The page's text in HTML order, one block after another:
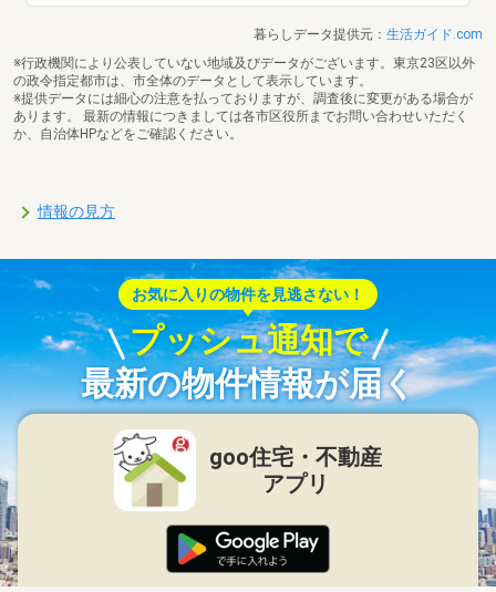
暮らしデータ提供元： 生活ガイド.com
※行政機関により公表していない地域及びデータがございます。東京23区以外
の政令指定都市は、市全体のデータとして表示しています。
※提供データには細心の注意を払っておりますが、調査後に変更がある場合が
あります。 最新の情報につきましては各市区役所までお問い合わせいただく
か、自治体HPなどをご確認ください。
情報の見方
お気に入りの物件を見逃さない！
プッシュ通知で
最新の物件情報が届く
goo住宅・不動産
アプリ